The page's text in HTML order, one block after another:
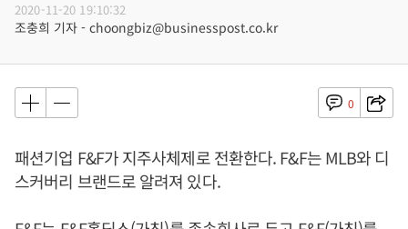
2020-11-20 19:10:32
조충희 기자 - choongbiz@businesspost.co.kr
0
패션기업 F&F가 지주사체제로 전환한다. F&F는 MLB와 디
스커버리 브랜드로 알려져 있다.